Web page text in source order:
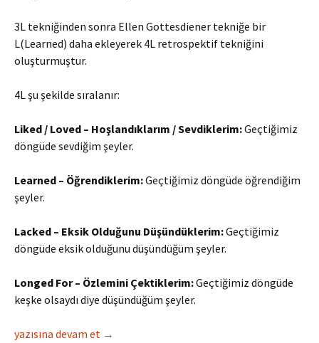
3L tekniğinden sonra Ellen Gottesdiener tekniğe bir
L(Learned) daha ekleyerek 4L retrospektif tekniğini
oluşturmuştur.
4L şu şekilde sıralanır:
Liked / Loved – Hoşlandıklarım / Sevdiklerim:Geçtiğimiz
döngüde sevdiğim şeyler.
Learned – Öğrendiklerim:Geçtiğimiz döngüde öğrendiğim
şeyler.
Lacked – Eksik Olduğunu Düşündüklerim:Geçtiğimiz
döngüde eksik olduğunu düşündüğüm şeyler.
Longed For – Özlemini Çektiklerim:Geçtiğimiz döngüde
keşke olsaydı diye düşündüğüm şeyler.
4L Retrospektif Tekniği
yazısına devam et →